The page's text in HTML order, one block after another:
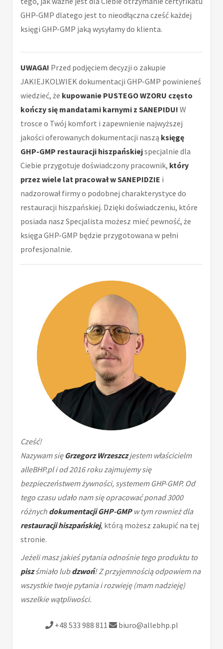
GHP-GMP dlatego jest to nieodłączna cześć każdej
księgi GHP-GMP jaką wysyłamy do klienta.
UWAGA! Przed podjęciem decyzji o zakupie
JAKIEJKOLWIEK dokumentacji GHP-GMP powinieneś
wiedzieć, że kupowanie PUSTEGO WZORU często
kończy się mandatami karnymi z SANEPIDU! W
trosce o Twój komfort i zapewnienie najwyższej
jakości oferowanych dokumentacji naszą księgę
GHP-GMP restauracji hiszpańskiejspecjalnie dla
Ciebie przygotuje doświadczony pracownik, który
przez wiele lat pracował w SANEPIDZIE i
nadzorował firmy o podobnej charakterystyce do
restauracji hiszpańskiej. Dzięki doświadczeniu, które
posiada nasz Specjalista możesz mieć pewność, że
księga GHP-GMP będzie przygotowana w pełni
profesjonalnie.
Cześć!
Nazywam sięGrzegorz Wrzeszczjestem właścicielm
alleBHP.pl i od 2016 roku zajmujemy się
bezpieczeństwem żywności, systemem GHP-GMP. Od
tego czasu udało nam się opracować ponad 3000
różnych dokumentacji GHP-GMPw tym rownież dla
restauracji hiszpańskiej, którą możesz zakupić na tej
stronie.
Jeżeli masz jakieś pytania odnośnie tego produktu to
piszśmiało lubdzwoń! Z przyjemnością odpowiem na
wszystkie twoje pytania i rozwieję (mam nadzieję)
wszelkie wątpliwości.
+48 533 988 811 biuro@allebhp.pl